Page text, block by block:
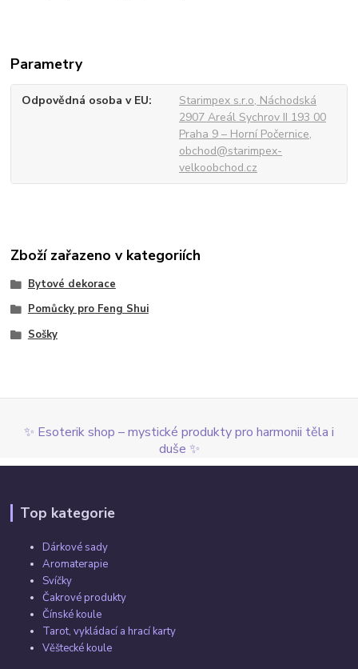
Parametry
Odpovědná osoba v EU
Starimpex s.r.o, Náchodská
2907 Areál Sychrov II 193 00
Praha 9 – Horní Počernice,
obchod@starimpex-
velkoobchod.cz
Zboží zařazeno v kategoriích
Bytové dekorace
Pomůcky pro Feng Shui
Sošky
✨ Esoterik shop – mystické produkty pro harmonii těla i
duše ✨
Top kategorie
Dárkové sady
Aromaterapie
Svíčky
Čakrové produkty
Čínské koule
Tarot, vykládací a hrací karty
Věštecké koule